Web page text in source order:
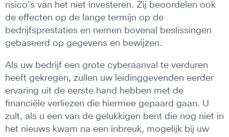
risico’s van het niet investeren. Zij beoordelen ook
de effecten op de lange termijn op de
bedrijfsprestaties en nemen bovenal beslissingen
gebaseerd op gegevens en bewijzen.
Als uw bedrijf een grote cyberaanval te verduren
heeft gekregen, zullen uw leidinggevenden eerder
ervaring uit de eerste hand hebben met de
financiële verliezen die hiermee gepaard gaan. U
zult, als u een van de gelukkigen bent die nog niet in
het nieuws kwam na een inbreuk, mogelijk bij uw